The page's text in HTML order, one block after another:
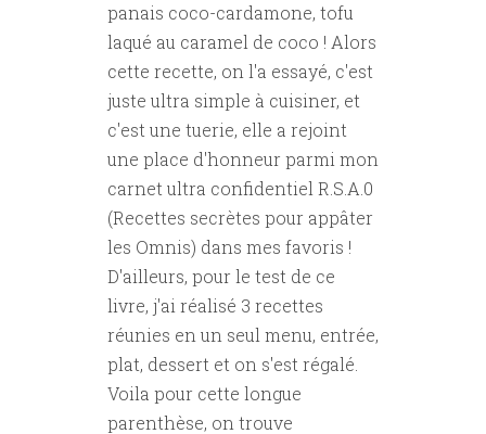
panais coco-cardamone, tofu
laqué au caramel de coco ! Alors
cette recette, on l'a essayé, c'est
juste ultra simple à cuisiner, et
c'est une tuerie, elle a rejoint
une place d'honneur parmi mon
carnet ultra confidentiel R.S.A.0
(Recettes secrètes pour appâter
les Omnis) dans mes favoris !
D'ailleurs, pour le test de ce
livre, j'ai réalisé 3 recettes
réunies en un seul menu, entrée,
plat, dessert et on s'est régalé.
Voila pour cette longue
parenthèse, on trouve